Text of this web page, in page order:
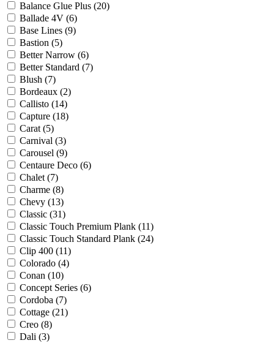
Balance Glue Plus (20)
Ballade 4V (6)
Base Lines (9)
Bastion (5)
Better Narrow (6)
Better Standard (7)
Blush (7)
Bordeaux (2)
Callisto (14)
Capture (18)
Carat (5)
Carnival (3)
Carousel (9)
Centaure Deco (6)
Chalet (7)
Charme (8)
Chevy (13)
Classic (31)
Classic Touch Premium Plank (11)
Classic Touch Standard Plank (24)
Clip 400 (11)
Colorado (4)
Conan (10)
Concept Series (6)
Cordoba (7)
Cottage (21)
Creo (8)
Dali (3)